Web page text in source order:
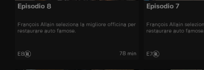
Episodio 8
François Allain seleziona la migliore officina per
restaurare auto famose.
E8 78 min
Episodio 7
François Allain
restaurare auto famose.
E7